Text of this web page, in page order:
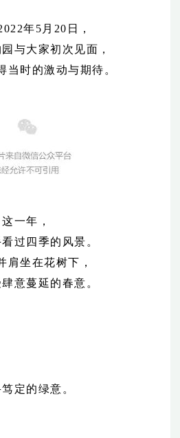
年5月20日，
与大家初次见面，
当时的激动与期待。
这一年，
过 四季的风景。
肩坐在花树下，
意蔓延的春意。
定的绿意。